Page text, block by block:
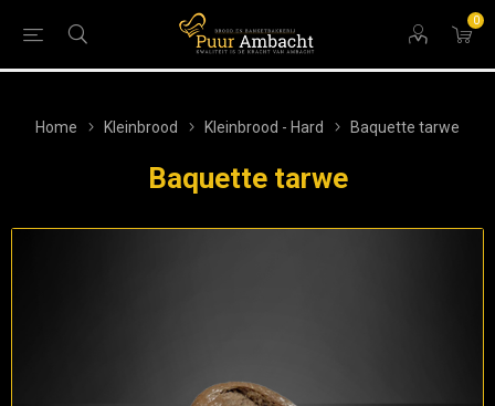
0
Home Kleinbrood Kleinbrood - Hard Baquette tarwe
Baquette tarwe